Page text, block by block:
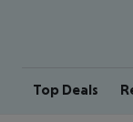
Top Deals